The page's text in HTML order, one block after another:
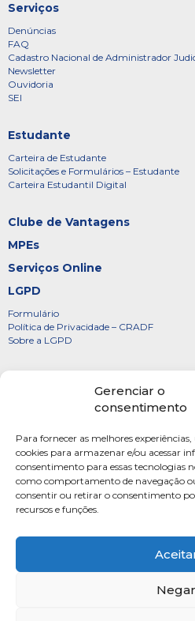
Gerenciar o
consentimento
Para fornecer as melhores
cookies para armazenar e/ou acessar
consentimento para essas tecnologias
como comportamento de navegação
consentir ou retirar o consentimento
recursos e funções.
Negar
Serviços
Denúncias
FAQ
Cadastro Nacional de Administrador
Newsletter
Ouvidoria
SEI
Estudante
Carteira de Estudante
Solicitações e Formulários – Estudante
Carteira Estudantil Digital
Clube de Vantagens
MPEs
Serviços Online
LGPD
Formulário
Política de Privacidade – CRADF
Sobre a LGPD
Diretoria
FOTOS
Webmail
Artigos
Escritores do Sistema